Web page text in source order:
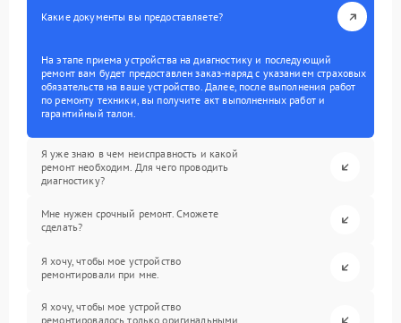
Какие документы вы предоставляете?
На этапе приема устройства на диагностику и последующий
ремонт вам будет предоставлен заказ-наряд с указанием страховых
обязательств на ваше устройство. Далее, после выполнения работ
по ремонту техники, вы получите акт выполненных работ и
гарантийный талон.
Я уже знаю в чем неисправность и какой
ремонт необходим. Для чего проводить
диагностику?
Мне нужен срочный ремонт. Сможете
сделать?
Я хочу, чтобы мое устройство
ремонтировали при мне.
Я хочу, чтобы мое устройство
ремонтировалось только оригинальными